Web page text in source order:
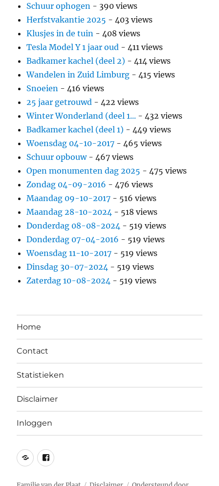
Schuur ophogen - 390 views
Herfstvakantie 2025 - 403 views
Klusjes in de tuin - 408 views
Tesla Model Y 1 jaar oud - 411 views
Badkamer kachel (deel 2) - 414 views
Wandelen in Zuid Limburg - 415 views
Snoeien - 416 views
25 jaar getrouwd - 422 views
Winter Wonderland (deel 1... - 432 views
Badkamer kachel (deel 1) - 449 views
Woensdag 04-10-2017 - 465 views
Schuur opbouw- 467 views
Open monumenten dag 2025 - 475 views
Zondag 04-09-2016 - 476 views
Maandag 09-10-2017 - 516 views
Maandag 28-10-2024 - 518 views
Donderdag 08-08-2024 - 519 views
Donderdag 07-04-2016 - 519 views
Woensdag 11-10-2017 - 519 views
Dinsdag 30-07-2024 - 519 views
Zaterdag 10-08-2024 - 519 views
Home
Contact
Statistieken
Disclaimer
Inloggen
TwitterFacebook